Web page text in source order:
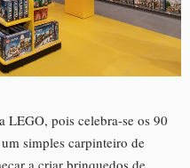
LEGO, pois celebra-se os 90
simples carpinteiro de